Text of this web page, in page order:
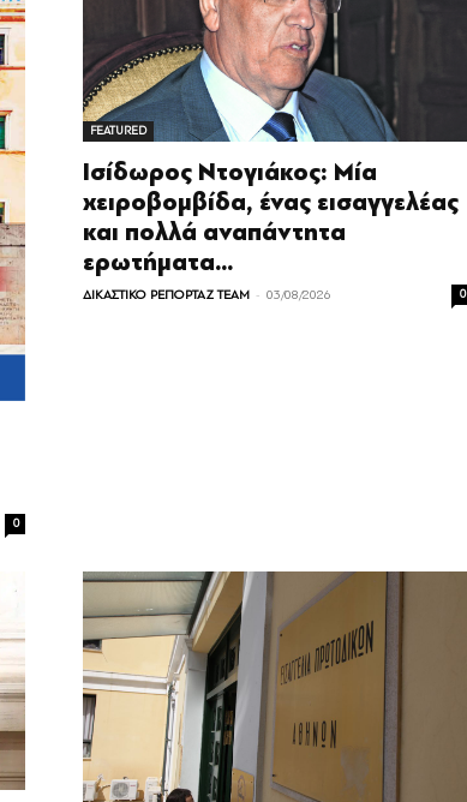
0
FEATURED
Ισίδωρος Ντογιάκος: Μία
χειροβομβίδα, ένας εισαγγελέας
και πολλά αναπάντητα
ερωτήματα…
ΔΙΚΑΣΤΙΚΟ ΡΕΠΟΡΤΑΖ TEAM - 03/08/2026 0